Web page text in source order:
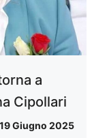
a
Cipollari
19 Giugno 2025